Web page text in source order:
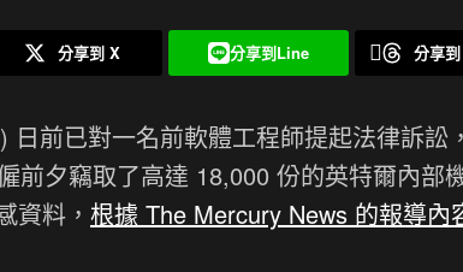
分享到 X 分享到Line 分享
日前已對一名前軟體工程師提起法律訴訟
前夕竊取了高達 18,000 份的英特爾內部
資料， 根據 The Mercury News 的報導內